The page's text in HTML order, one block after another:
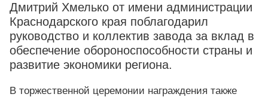
Дмитрий Хмелько от имени администрации
Краснодарского края поблагодарил
руководство и коллектив завода за вклад в
обеспечение обороноспособности страны и
развитие экономики региона.
В торжественной церемонии награждения также